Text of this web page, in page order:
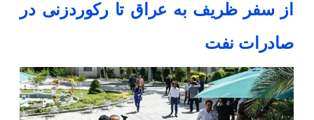
از سفر ظریف به عراق تا رکوردزنی در
صادرات نفت